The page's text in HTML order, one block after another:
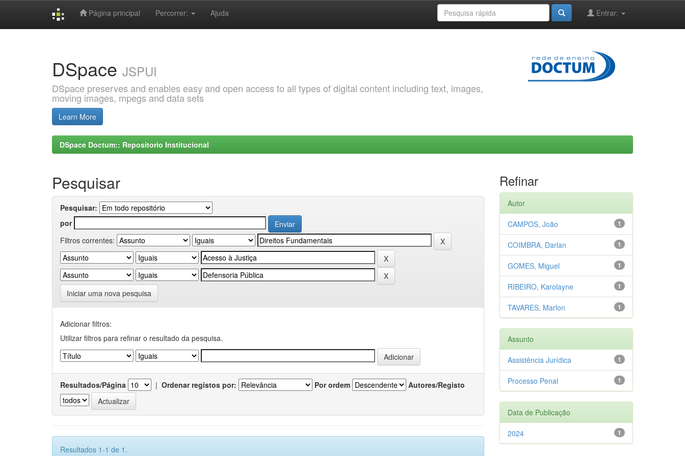
Página principal Percorrer: Ajuda Entrar:
DSpace JSPUI
DSpace preserves and enables easy and open access to all types of digital content including text, images,
moving images, mpegs and data sets
Learn More
DSpace Doctum:: Repositorio Institucional
Pesquisar
Pesquisar:
por
Filtros correntes:
Iniciar uma nova pesquisa
Adicionar filtros:
Utilizar filtros para refinar o resultado da pesquisa.
Resultados/Página | Ordenar registos por: Por ordem Autores/Registo
Resultados 1-1 de 1.
Refinar
Autor
1
CAMPOS, João
1
COIMBRA, Darlan
1
GOMES, Miguel
1
RIBEIRO, Karolayne
1
TAVARES, Marlon
Assunto
1
Assistência Jurídica
1
Processo Penal
Data de Publicação
1
2024